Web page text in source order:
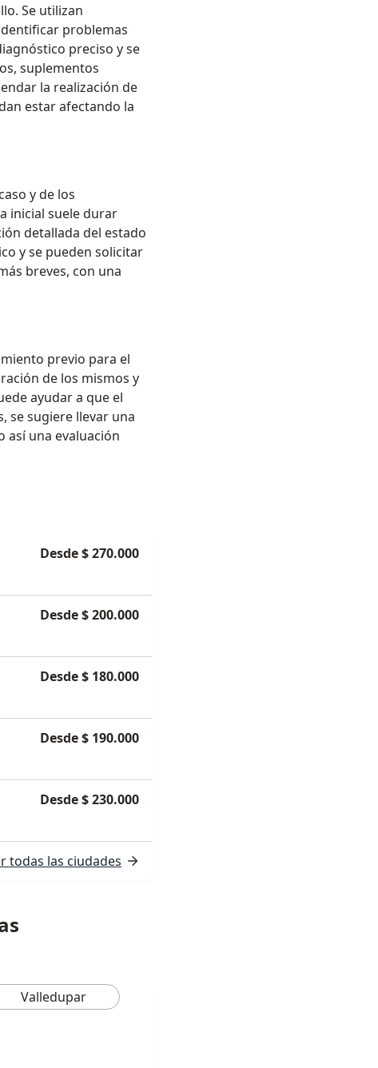
Se utilizan
problemas
preciso y se
suplementos
la realización de
estar afectando la
y de los
inicial suele durar
detallada del estado
y se pueden solicitar
breves, con una
previo para el
de los mismos y
ayudar a que el
se sugiere llevar una
una evaluación
Desde $ 270.000
Desde $ 200.000
Desde $ 180.000
Desde $ 190.000
Desde $ 230.000
todas las ciudades
Valledupar